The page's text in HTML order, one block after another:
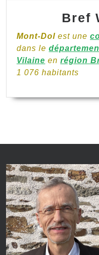
Bref
Mont-Dol est une
dans le
Vilaine en région
1 076 habitants